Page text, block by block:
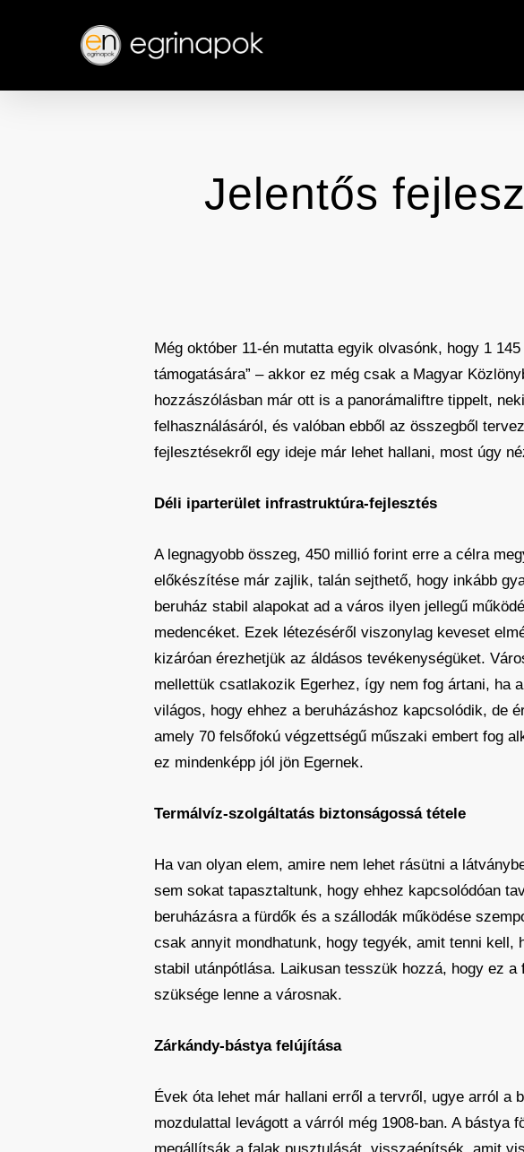
content
Jelentős
Még október 11-én mutatta egyik olvasónk, hogy 1
támogatására” – akkor ez még csak a Magyar
hozzászólásban már ott is a panorámaliftre tippelt,
felhasználásáról, és valóban ebből az összegből
fejlesztésekről egy ideje már lehet hallani, most úgy
Déli iparterület infrastruktúra-fejlesztés
A legnagyobb összeg, 450 millió forint erre a célra
előkészítése már zajlik, talán sejthető, hogy inkább
beruház stabil alapokat ad a város ilyen jellegű
medencéket. Ezek létezéséről viszonylag keveset
kizáróan érezhetjük az áldásos tevékenységüket.
mellettük csatlakozik Egerhez, így nem fog ártani, ha
világos, hogy ehhez a beruházáshoz kapcsolódik, de
amely 70 felsőfokú végzettségű műszaki embert fog
ez mindenképp jól jön Egernek.
Termálvíz-szolgáltatás biztonságossá tétele
Ha van olyan elem, amire nem lehet rásütni a
sem sokat tapasztaltunk, hogy ehhez kapcsolódóan
beruházásra a fürdők és a szállodák működése
csak annyit mondhatunk, hogy tegyék, amit tenni
stabil utánpótlása. Laikusan tesszük hozzá, hogy ez
szüksége lenne a városnak.
Zárkándy-bástya felújítása
Évek óta lehet már hallani erről a tervről, ugye arról
mozdulattal levágott a várról még 1908-ban. A